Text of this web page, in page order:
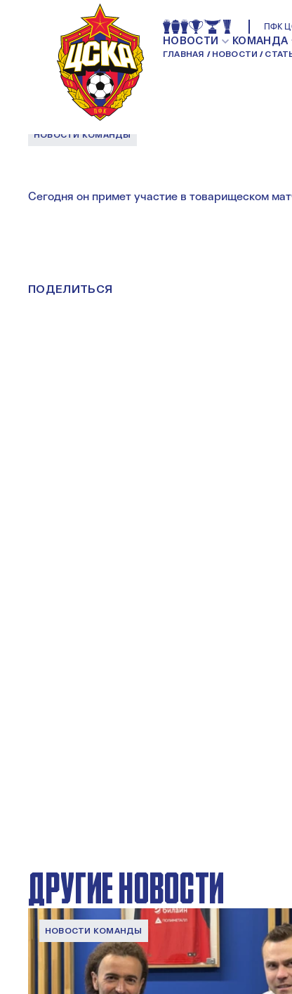
ПФК
НОВОСТИ КОМАНДА
ГЛАВНАЯ НОВОСТИ
ЛАСИНА
МОСКВУ
НОВОСТИ КОМАНДЫ
Сегодня он примет участие в товарищеском
ПОДЕЛИТЬСЯ
ДРУГИЕ НОВОСТИ
НОВОСТИ КОМАНДЫ